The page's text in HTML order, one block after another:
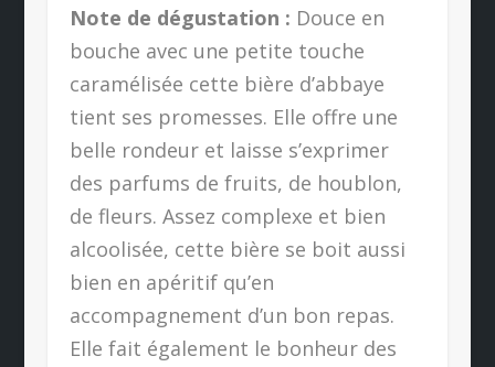
Note de dégustation : Douce en
bouche avec une petite touche
caramélisée cette bière d’abbaye
tient ses promesses. Elle offre une
belle rondeur et laisse s’exprimer
des parfums de fruits, de houblon,
de fleurs. Assez complexe et bien
alcoolisée, cette bière se boit aussi
bien en apéritif qu’en
accompagnement d’un bon repas.
Elle fait également le bonheur des